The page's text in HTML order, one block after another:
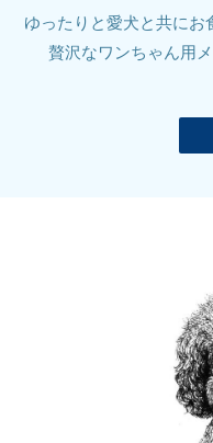
ゆったりと愛犬と共にお
贅沢なワンちゃん用